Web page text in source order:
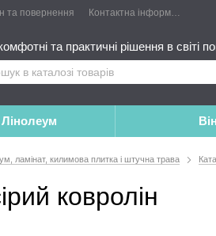
та повернення Контактна інформація
та практичні рішення в світі
Лінолеум
ламінат, килимова плитка і штучна трава
ковролін